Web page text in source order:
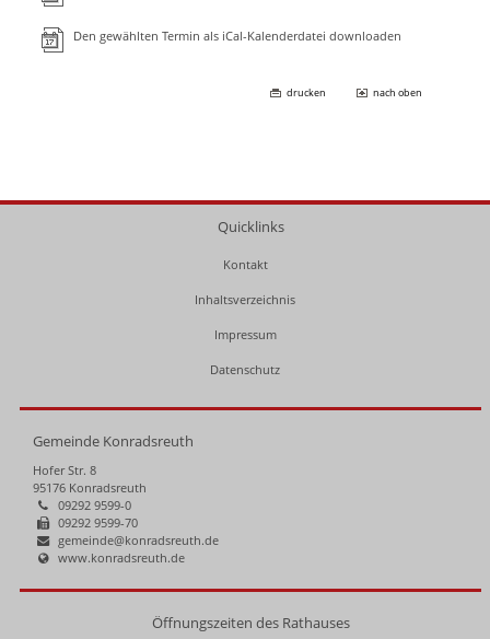
Den gewählten Termin als iCal-Kalenderdatei downloaden
drucken nach oben
Quicklinks
Kontakt
Inhaltsverzeichnis
Impressum
Datenschutz
Gemeinde Konradsreuth
Hofer Str. 8
95176 Konradsreuth
09292 9599-0
09292 9599-70
gemeinde@konradsreuth.de
www.konradsreuth.de
Öffnungszeiten des Rathauses